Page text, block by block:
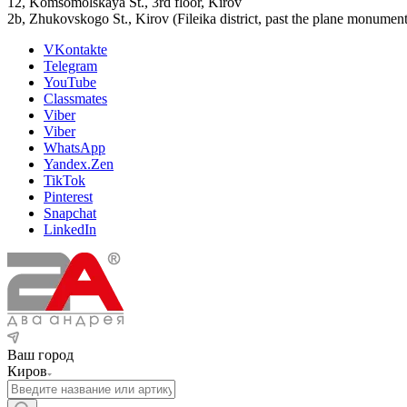
2b, Zhukovskogo St., Kirov (Fileika district, past the plane
VKontakte
Telegram
YouTube
Classmates
Viber
Viber
WhatsApp
Yandex.Zen
TikTok
Pinterest
Snapchat
LinkedIn
Ваш город
Киров